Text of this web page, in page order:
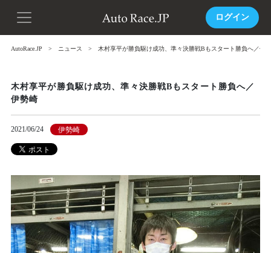
ログイン
AutoRace.JP ニュース 木村享平が勝負駆け成功、準々決勝戦Bもスタート勝負へ／伊
木村享平が勝負駆け成功、準々決勝戦Bもスタート勝負へ／
伊勢崎
2021/06/24 伊勢崎